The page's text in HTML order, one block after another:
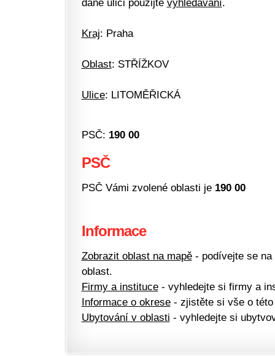
dané ulici použijte vyhledávání.
Kraj: Praha
Oblast: STŘÍŽKOV
Ulice: LITOMĚŘICKÁ
PSČ: 190 00
PSČ
PSČ Vámi zvolené oblasti je 190 00
Informace
Zobrazit oblast na mapě- podívejte se na
oblast.
Firmy a instituce- vyhledejte si firmy a
Informace o okrese- zjistěte si vše o této
Ubytování v oblasti - vyhledejte si